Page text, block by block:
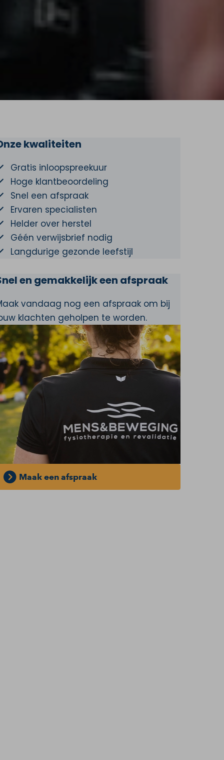
kwaliteiten
Gratis inloopspreekuur
Hoge klantbeoordeling
Snel een afspraak
Ervaren specialisten
Helder over herstel
Géén verwijsbrief nodig
Langdurige gezonde leefstijl
en gemakkelijk een afspraak
vandaag nog een afspraak om bij
klachten geholpen te worden.
Maak een afspraak